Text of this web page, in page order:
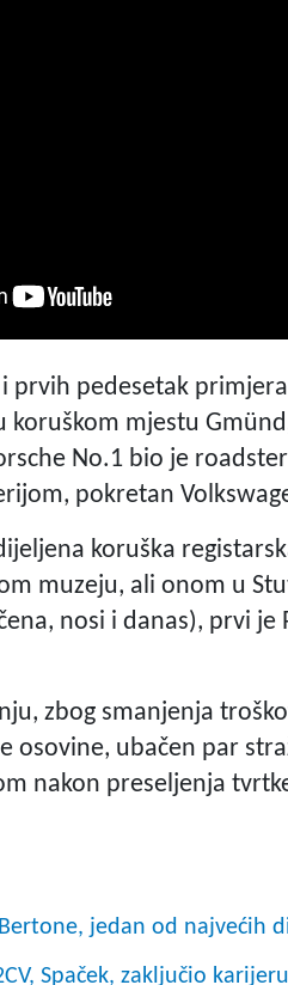
i prvih pedesetak
koruškom mjestu
No.1 bio je
pokretan
koruška
muzeju, ali onom u
nosi i danas), prvi je
zbog smanjenja
osovine, ubačen par
nakon preseljenja
jedan od najvećih
Spaček, zaključio